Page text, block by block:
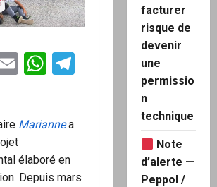
EmailWhatsApp
Telegram
Mariannea
élaboré en
Depuis mars
facturer
risque de
devenir
une
permissio
n
technique
Note
d’alerte —
Peppol /